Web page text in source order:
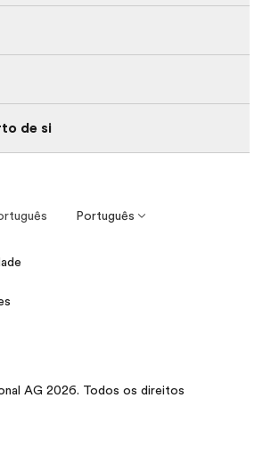
de si
Português
AG 2026. Todos os direitos